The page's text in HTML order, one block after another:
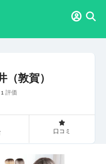
（敦賀）
1 評価
口コミ